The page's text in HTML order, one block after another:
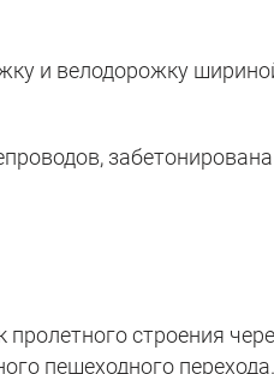
и велодорожку
забетонирована
строения
пешеходного